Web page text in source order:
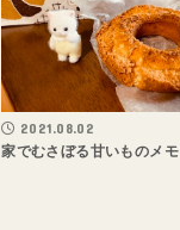
2021.08.02
家でむさぼる甘いものメモ